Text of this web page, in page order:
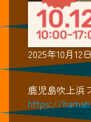
2025年10月12
鹿児島吹上
https://